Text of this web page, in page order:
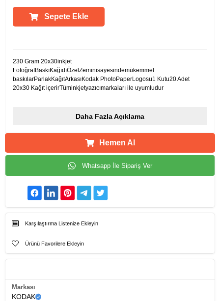
Sepete Ekle
230 Gram 20x30inkjet
FotoğrafBaskıKağıdıÖzelZeminisayesindemükemmel
baskılarParlakKağıtArkasıKodak PhotoPaperLogosu1 Kutu20 Adet
20x30 Kağıt içerirTüminkjetyazıcımarkaları ile uyumludur
Daha Fazla Açıklama
Hemen Al
Whatsapp İle Sipariş Ver
Karşılaştırma Listenize Ekleyin
Ürünü Favorilere Ekleyin
Markası
KODAK